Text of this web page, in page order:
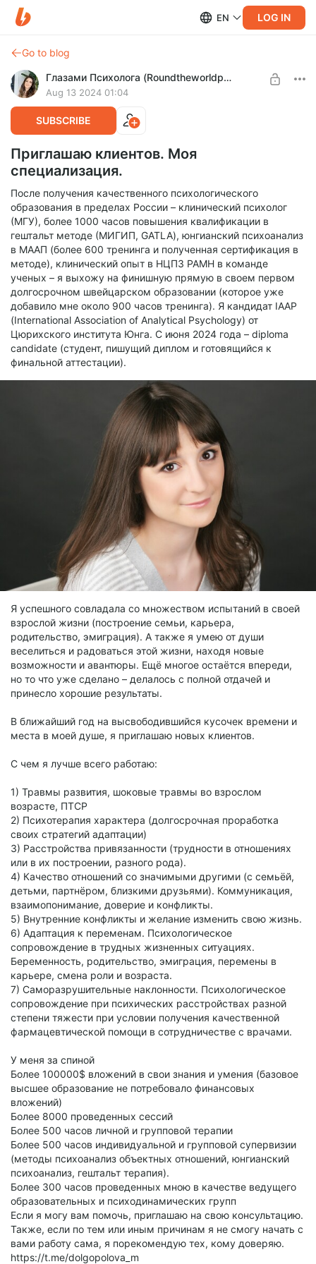
EN LOG IN
Go to blog
Глазами Психолога (Roundtheworldpsy)
Aug 13 2024 01:04
SUBSCRIBE
Приглашаю клиентов. Моя
специализация.
После получения качественного психологического
образования в пределах России – клинический психолог
(МГУ), более 1000 часов повышения квалификации в
гештальт методе (МИГИП, GATLA), юнгианский психоанализ
в МААП (более 600 тренинга и полученная сертификация в
методе), клинический опыт в НЦПЗ РАМН в команде
ученых – я выхожу на финишную прямую в своем первом
долгосрочном швейцарском образовании (которое уже
добавило мне около 900 часов тренинга). Я кандидат IAAP
(International Association of Analytical Psychology) от
Цюрихского института Юнга. С июня 2024 года – diploma
candidate (студент, пишущий диплом и готовящийся к
финальной аттестации).
Я успешного совладала со множеством испытаний в своей
взрослой жизни (построение семьи, карьера,
родительство, эмиграция). А также я умею от души
веселиться и радоваться этой жизни, находя новые
возможности и авантюры. Ещё многое остаётся впереди,
но то что уже сделано – делалось с полной отдачей и
принесло хорошие результаты.
В ближайший год на высвободившийся кусочек времени и
места в моей душе, я приглашаю новых клиентов.
С чем я лучше всего работаю:
1) Травмы развития, шоковые травмы во взрослом
возрасте, ПТСР
2) Психотерапия характера (долгосрочная проработка
своих стратегий адаптации)
3) Расстройства привязанности (трудности в отношениях
или в их построении, разного рода).
4) Качество отношений со значимыми другими (с семьёй,
детьми, партнёром, близкими друзьями). Коммуникация,
взаимопонимание, доверие и конфликты.
5) Внутренние конфликты и желание изменить свою жизнь.
6) Адаптация к переменам. Психологическое
сопровождение в трудных жизненных ситуациях.
Беременность, родительство, эмиграция, перемены в
карьере, смена роли и возраста.
7) Саморазрушительные наклонности. Психологическое
сопровождение при психических расстройствах разной
степени тяжести при условии получения качественной
фармацевтической помощи в сотрудничестве с врачами.
У меня за спиной
Более 100000$ вложений в свои знания и умения (базовое
высшее образование не потребовало финансовых
вложений)
Более 8000 проведенных сессий
Более 500 часов личной и групповой терапии
Более 500 часов индивидуальной и групповой супервизии
(методы психоанализ объектных отношений, юнгианский
психоанализ, гештальт терапия).
Более 300 часов проведенных мною в качестве ведущего
образовательных и психодинамических групп
Если я могу вам помочь, приглашаю на свою консультацию.
Также, если по тем или иным причинам я не смогу начать с
вами работу сама, я порекомендую тех, кому доверяю.
https://t.me/dolgopolova_m